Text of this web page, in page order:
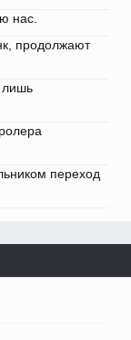
нас.
продолжают
лишь
переход